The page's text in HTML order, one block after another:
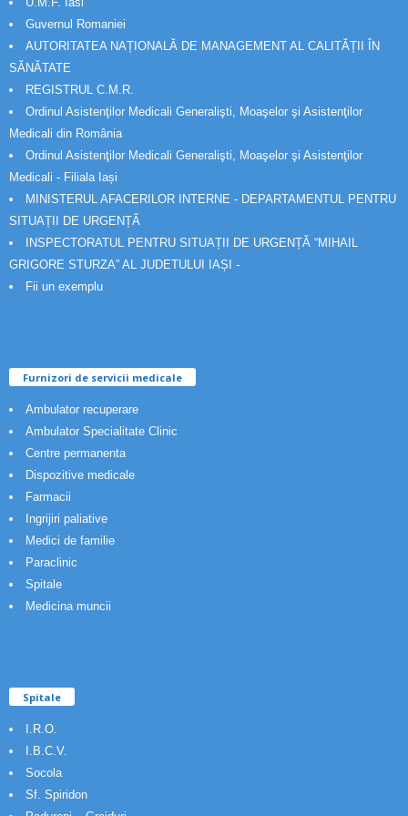
Guvernul Romaniei
AUTORITATEA NAȚIONALĂ DE MANAGEMENT AL CALITĂȚII ÎN
SĂNĂTATE
REGISTRUL C.M.R.
Ordinul Asistenţilor Medicali Generalişti, Moaşelor şi Asistenţilor
Medicali din România
Ordinul Asistenţilor Medicali Generalişti, Moaşelor şi Asistenţilor
Medicali - Filiala Iași
MINISTERUL AFACERILOR INTERNE - DEPARTAMENTUL PENTRU
SITUAȚII DE URGENȚĂ
INSPECTORATUL PENTRU SITUAȚII DE URGENȚĂ “MIHAIL
GRIGORE STURZA” AL JUDETULUI IAȘI -
Fii un exemplu
Furnizori de servicii medicale
Ambulator recuperare
Ambulator Specialitate Clinic
Centre permanenta
Dispozitive medicale
Farmacii
Ingrijiri paliative
Medici de familie
Paraclinic
Spitale
Medicina muncii
Spitale
I.R.O.
I.B.C.V.
Socola
Sf. Spiridon